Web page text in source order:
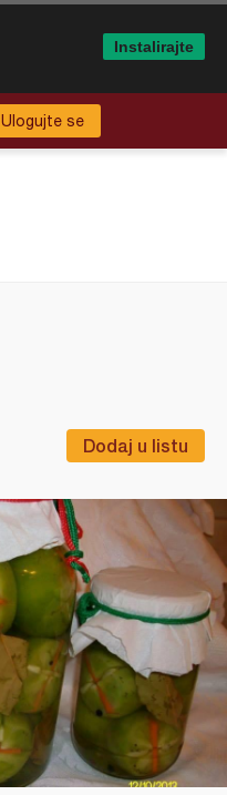
Ulogujte se
Dodaj u listu
Instalirajte